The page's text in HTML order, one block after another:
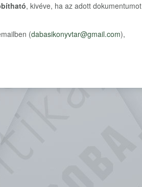
, kivéve, ha az adott dokumentumot
(dabasikonyvtar@gmail.com),